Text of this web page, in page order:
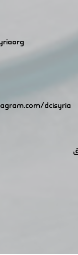
dcisyria​